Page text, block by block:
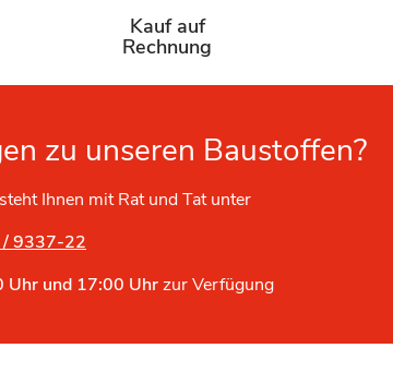
Kauf auf
Rechnung
zu unseren Baustoffen?
Ihnen mit Rat und Tat unter
9337-22
Uhr und 17:00 Uhrzur Verfügung